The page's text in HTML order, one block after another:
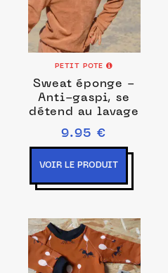
PETIT POTE
Sweat éponge -
Anti-gaspi, se
détend au lavage
9.95 €
VOIR LE PRODUIT